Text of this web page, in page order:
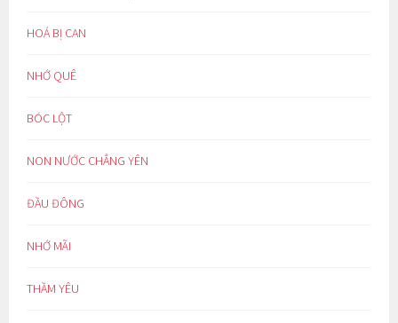
HOÁ BỊ CAN
NHỚ QUÊ
BÓC LỘT
NON NƯỚC CHẲNG YÊN
ĐẦU ĐÔNG
NHỚ MÃI
THẦM YÊU